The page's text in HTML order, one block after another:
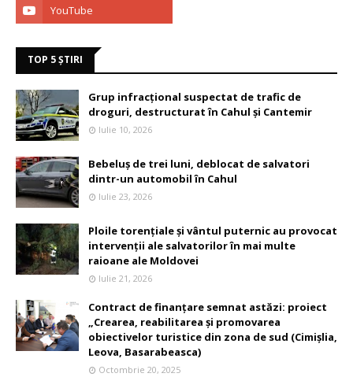
TOP 5 ȘTIRI
Grup infracțional suspectat de trafic de
droguri, destructurat în Cahul și Cantemir
Iulie 10, 2026
Bebeluș de trei luni, deblocat de salvatori
dintr-un automobil în Cahul
Iulie 23, 2026
Ploile torențiale și vântul puternic au provocat
intervenții ale salvatorilor în mai multe
raioane ale Moldovei
Iulie 21, 2026
Contract de finanțare semnat astăzi: proiect
„Crearea, reabilitarea și promovarea
obiectivelor turistice din zona de sud (Cimișlia,
Leova, Basarabeasca)
Octombrie 20, 2025